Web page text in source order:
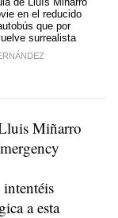
en el reducido
que por
surrealista
Miñarro
a esta